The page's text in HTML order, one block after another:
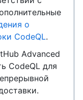
о
CodeQL.
Advanced
CodeQL для